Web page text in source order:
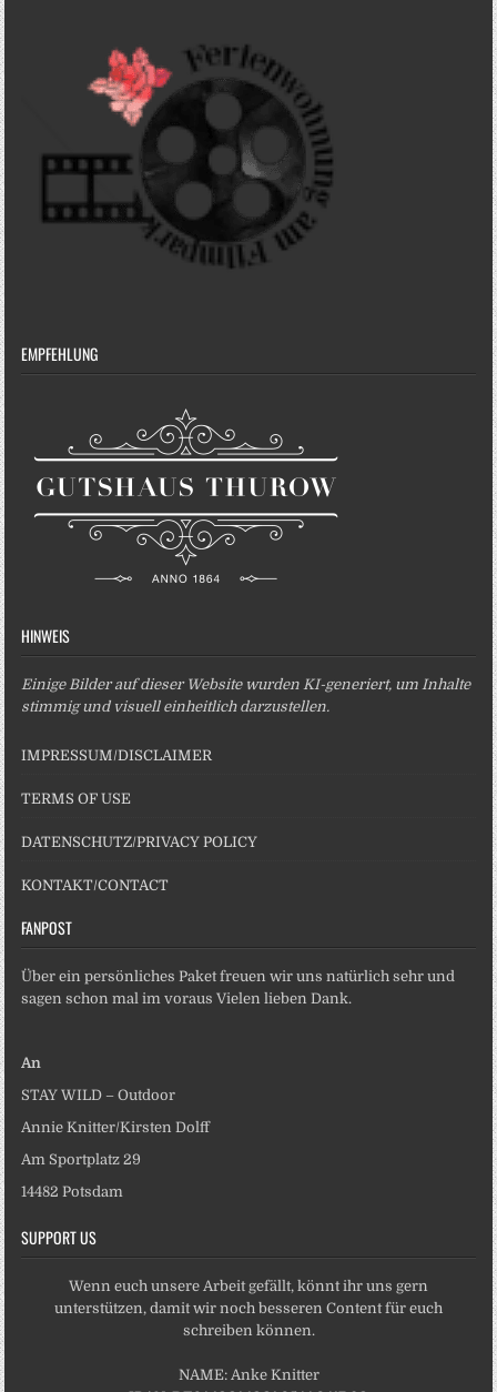
EMPFEHLUNG
HINWEIS
Einige Bilder auf dieser Website wurden KI-generiert, um Inhalte
stimmig und visuell einheitlich darzustellen.
IMPRESSUM/DISCLAIMER
TERMS OF USE
DATENSCHUTZ/PRIVACY POLICY
KONTAKT/CONTACT
FANPOST
Über ein persönliches Paket freuen wir uns natürlich sehr und
sagen schon mal im voraus Vielen lieben Dank.
An
STAY WILD – Outdoor
Annie Knitter/Kirsten Dolff
Am Sportplatz 29
14482 Potsdam
SUPPORT US
Wenn euch unsere Arbeit gefällt, könnt ihr uns gern
unterstützen, damit wir noch besseren Content für euch
schreiben können.
NAME: Anke Knitter